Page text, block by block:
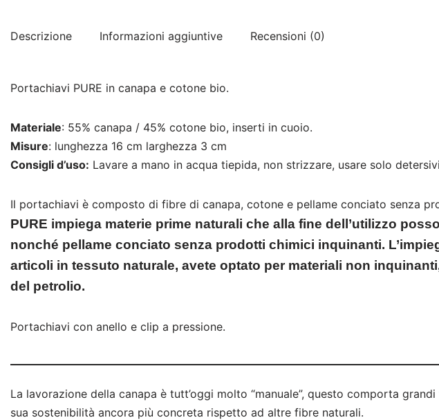
Descrizione Informazioni aggiuntive Recensioni (0)
Portachiavi PURE in canapa e cotone bio.
Materiale: 55% canapa / 45% cotone bio, inserti in cuoio.
Misure: lunghezza 16 cm larghezza 3 cm
Consigli d’uso: Lavare a mano in acqua tiepida, non strizzare, usare solo
Il portachiavi è composto di fibre di canapa, cotone e pellame conciato senza
PURE impiega materie prime naturali che alla fine dell’utilizzo
nonché pellame conciato senza prodotti chimici inquinanti.
articoli in tessuto naturale, avete optato per materiali non
del petrolio.
Portachiavi con anello e clip a pressione.
La lavorazione della canapa è tutt’oggi molto “manuale”, questo comporta
sua sostenibilità ancora più concreta rispetto ad altre fibre naturali.